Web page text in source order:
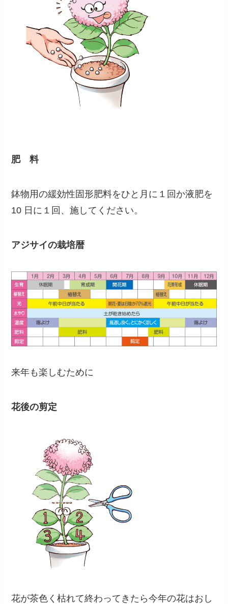
肥 料
鉢物用の緩効性固形肥料をひと月に１回か液肥を
10 日に１回、施してください。
アジサイの栽培暦
来年も楽しむために
花後の剪定
花が茶色く枯れて終わってきたら今年の花はおし